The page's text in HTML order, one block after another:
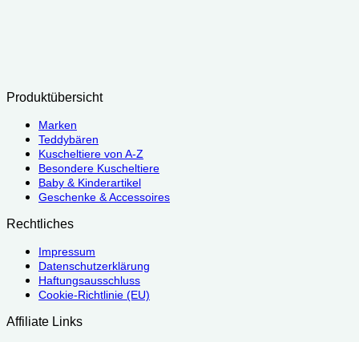
Produktübersicht
Marken
Teddybären
Kuscheltiere von A-Z
Besondere Kuscheltiere
Baby & Kinderartikel
Geschenke & Accessoires
Rechtliches
Impressum
Datenschutzerklärung
Haftungsausschluss
Cookie-Richtlinie (EU)
Affiliate Links